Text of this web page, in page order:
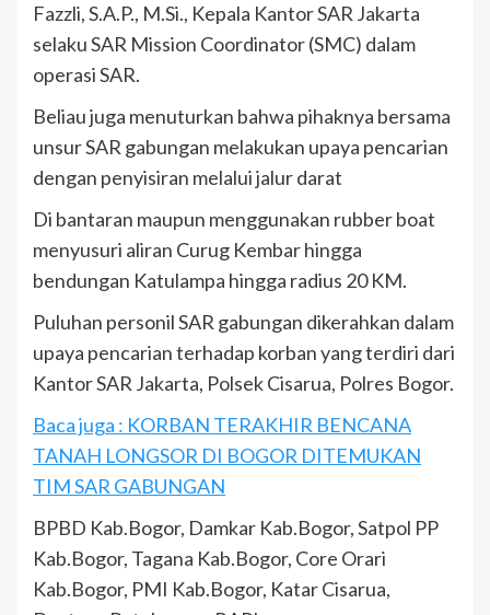
Fazzli, S.A.P., M.Si., Kepala Kantor SAR Jakarta
selaku SAR Mission Coordinator (SMC) dalam
operasi SAR.
Beliau juga menuturkan bahwa pihaknya bersama
unsur SAR gabungan melakukan upaya pencarian
dengan penyisiran melalui jalur darat
Di bantaran maupun menggunakan rubber boat
menyusuri aliran Curug Kembar hingga
bendungan Katulampa hingga radius 20 KM.
Puluhan personil SAR gabungan dikerahkan dalam
upaya pencarian terhadap korban yang terdiri dari
Kantor SAR Jakarta, Polsek Cisarua, Polres Bogor.
Baca juga : KORBAN TERAKHIR BENCANA
TANAH LONGSOR DI BOGOR DITEMUKAN
TIM SAR GABUNGAN
BPBD Kab.Bogor, Damkar Kab.Bogor, Satpol PP
Kab.Bogor, Tagana Kab.Bogor, Core Orari
Kab.Bogor, PMI Kab.Bogor, Katar Cisarua,